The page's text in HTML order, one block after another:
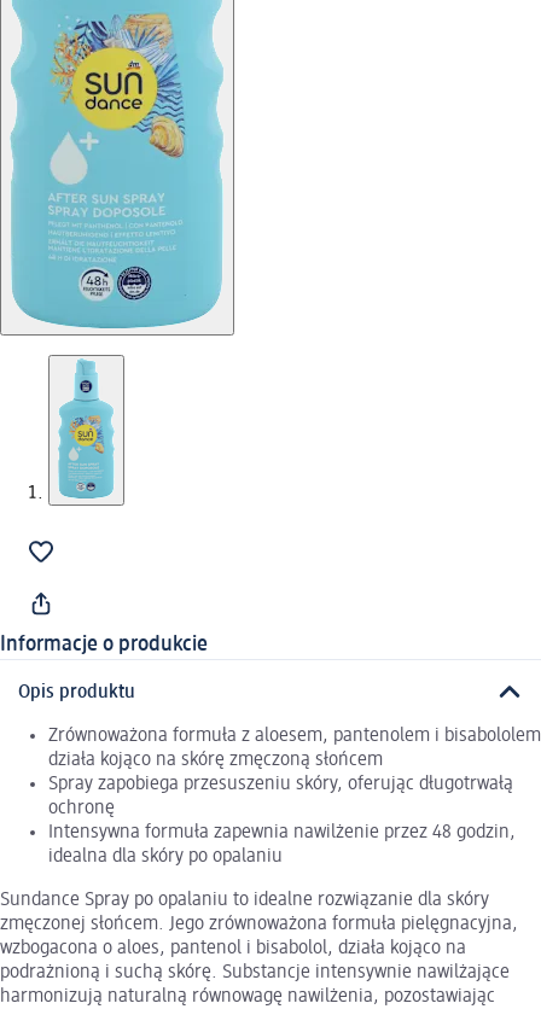
Informacje o produkcie
Opis produktu
Zrównoważona formuła z aloesem, pantenolem i bisabololem
działa kojąco na skórę zmęczoną słońcem
Spray zapobiega przesuszeniu skóry, oferując długotrwałą
ochronę
Intensywna formuła zapewnia nawilżenie przez 48 godzin,
idealna dla skóry po opalaniu
Sundance Spray po opalaniu to idealne rozwiązanie dla skóry
zmęczonej słońcem. Jego zrównoważona formuła pielęgnacyjna,
wzbogacona o aloes, pantenol i bisabolol, działa kojąco na
podrażnioną i suchą skórę. Substancje intensywnie nawilżające
harmonizują naturalną równowagę nawilżenia, pozostawiając